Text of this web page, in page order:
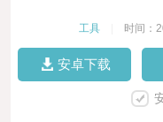
工具 时间：
安卓下载